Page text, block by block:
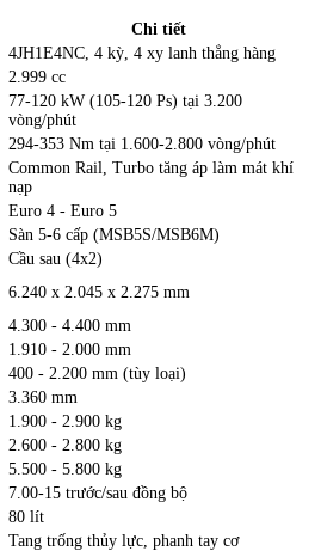
Chi tiết
4JH1E4NC, 4 kỳ, 4 xy lanh thẳng hàng
2.999 cc
77-120 kW (105-120 Ps) tại 3.200
vòng/phút
294-353 Nm tại 1.600-2.800 vòng/phút
Common Rail, Turbo tăng áp làm mát khí
nạp
Euro 4 - Euro 5
Sàn 5-6 cấp (MSB5S/MSB6M)
Cầu sau (4x2)
6.240 x 2.045 x 2.275 mm
4.300 - 4.400 mm
1.910 - 2.000 mm
400 - 2.200 mm (tùy loại)
3.360 mm
1.900 - 2.900 kg
2.600 - 2.800 kg
5.500 - 5.800 kg
7.00-15 trước/sau đồng bộ
80 lít
Tang trống thủy lực, phanh tay cơ